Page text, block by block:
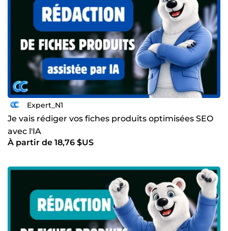
Expert_N1
Je vais rédiger vos fiches produits optimisées SEO
avec l'IA
À partir de 18,76 $US